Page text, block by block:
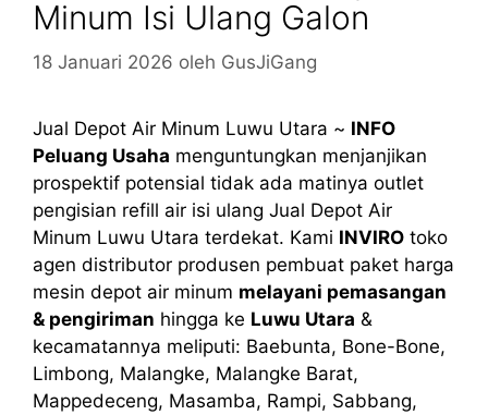
Minum Isi Ulang Galon
18 Januari 2026 oleh GusJiGang
Jual Depot Air Minum Luwu Utara ~ INFO
Peluang Usaha menguntungkan menjanjikan
prospektif potensial tidak ada matinya outlet
pengisian refill air isi ulang Jual Depot Air
Minum Luwu Utara terdekat. Kami INVIRO toko
agen distributor produsen pembuat paket harga
mesin depot air minum melayani pemasangan
& pengiriman hingga ke Luwu Utara &
kecamatannya meliputi: Baebunta, Bone-Bone,
Limbong, Malangke, Malangke Barat,
Mappedeceng, Masamba, Rampi, Sabbang,